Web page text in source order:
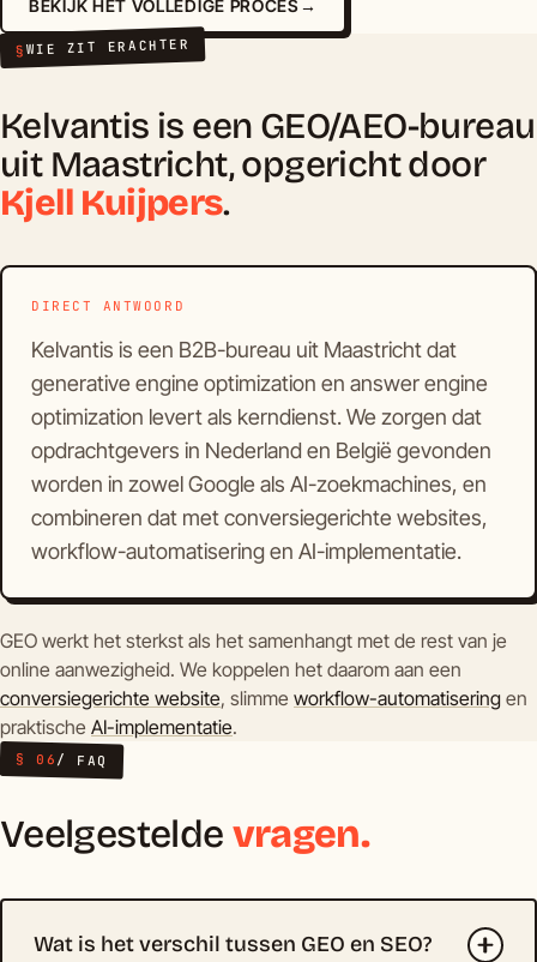
BEKIJK HET VOLLEDIGE PROCES→
§ WIE ZIT ERACHTER
Kelvantis is een GEO/AEO-bureau
uit Maastricht, opgericht door
Kjell Kuijpers.
DIRECT ANTWOORD
Kelvantis is een B2B-bureau uit Maastricht dat
generative engine optimization en answer engine
optimization levert als kerndienst. We zorgen dat
opdrachtgevers in Nederland en België gevonden
worden in zowel Google als AI-zoekmachines, en
combineren dat met conversiegerichte websites,
workflow-automatisering en AI-implementatie.
GEO werkt het sterkst als het samenhangt met de rest van je
online aanwezigheid. We koppelen het daarom aan een
conversiegerichte website, slimme workflow-automatisering en
praktische AI-implementatie.
§ 06 / FAQ
Veelgestelde vragen.
Wat is het verschil tussen GEO en SEO?